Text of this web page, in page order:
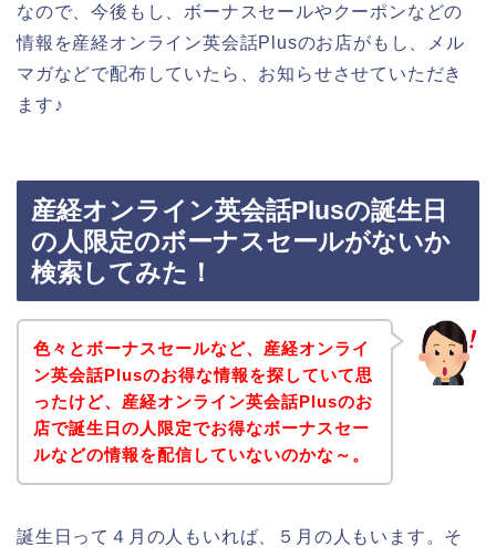
なので、今後もし、ボーナスセールやクーポンなどの
情報を産経オンライン英会話Plusのお店がもし、メル
マガなどで配布していたら、お知らせさせていただき
ます♪
産経オンライン英会話Plusの誕生日
の人限定のボーナスセールがないか
検索してみた！
色々とボーナスセールなど、産経オンライ
ン英会話Plusのお得な情報を探していて思
ったけど、産経オンライン英会話Plusのお
店で誕生日の人限定でお得なボーナスセー
ルなどの情報を配信していないのかな～。
誕生日って４月の人もいれば、５月の人もいます。そ